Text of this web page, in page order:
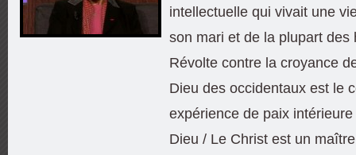
intellectuelle qui vivait une
son mari et de la plupart des
Révolte contre la croyance
Dieu des occidentaux est le
expérience de paix
Dieu / Le Christ est un